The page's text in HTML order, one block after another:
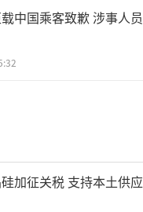
中国乘客致歉 涉事人员
加征关税 支持本土供应